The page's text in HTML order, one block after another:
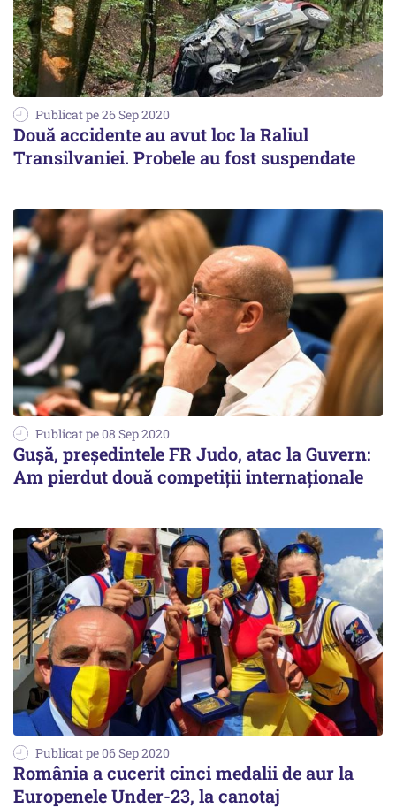
Publicat pe 26 Sep 2020
Două accidente au avut loc la Raliul
Transilvaniei. Probele au fost suspendate
Publicat pe 08 Sep 2020
Guşă, preşedintele FR Judo, atac la Guvern:
Am pierdut două competiţii internaţionale
Publicat pe 06 Sep 2020
România a cucerit cinci medalii de aur la
Europenele Under-23, la canotaj